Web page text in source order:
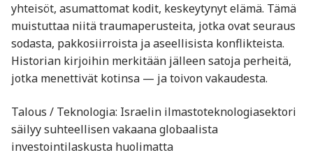
yhteisöt, asumattomat kodit, keskeytynyt elämä. Tämä
muistuttaa niitä traumaperusteita, jotka ovat seuraus
sodasta, pakkosiirroista ja aseellisista konflikteista.
Historian kirjoihin merkitään jälleen satoja perheitä,
jotka menettivät kotinsa — ja toivon vakaudesta.
Talous / Teknologia: Israelin ilmastoteknologiasektori
säilyy suhteellisen vakaana globaalista
investointilaskusta huolimatta